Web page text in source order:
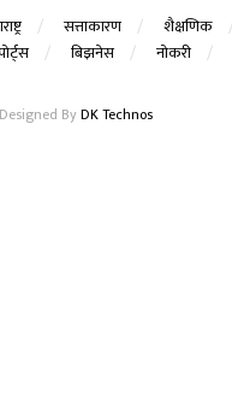
सत्ताकारण शैक्षणिक
बिझनेस नोकरी
ByDK Technos